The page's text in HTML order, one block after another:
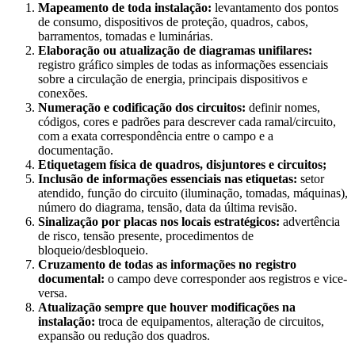
Mapeamento de toda instalação: levantamento dos pontos
de consumo, dispositivos de proteção, quadros, cabos,
barramentos, tomadas e luminárias.
Elaboração ou atualização de diagramas unifilares:
registro gráfico simples de todas as informações essenciais
sobre a circulação de energia, principais dispositivos e
conexões.
Numeração e codificação dos circuitos: definir nomes,
códigos, cores e padrões para descrever cada ramal/circuito,
com a exata correspondência entre o campo e a
documentação.
Etiquetagem física de quadros, disjuntores e circuitos;
Inclusão de informações essenciais nas etiquetas: setor
atendido, função do circuito (iluminação, tomadas, máquinas),
número do diagrama, tensão, data da última revisão.
Sinalização por placas nos locais estratégicos: advertência
de risco, tensão presente, procedimentos de
bloqueio/desbloqueio.
Cruzamento de todas as informações no registro
documental: o campo deve corresponder aos registros e vice-
versa.
Atualização sempre que houver modificações na
instalação: troca de equipamentos, alteração de circuitos,
expansão ou redução dos quadros.